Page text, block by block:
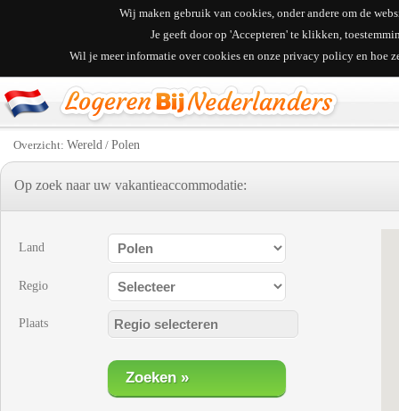
Wij maken gebruik van cookies, onder andere om de
Je geeft door op 'Accepteren' te klikken,
Wil je meer informatie over cookies en onze privacy policy en hoe
Overzicht: Wereld / Polen
Op zoek naar uw vakantieaccommodatie:
Land
Regio
Plaats